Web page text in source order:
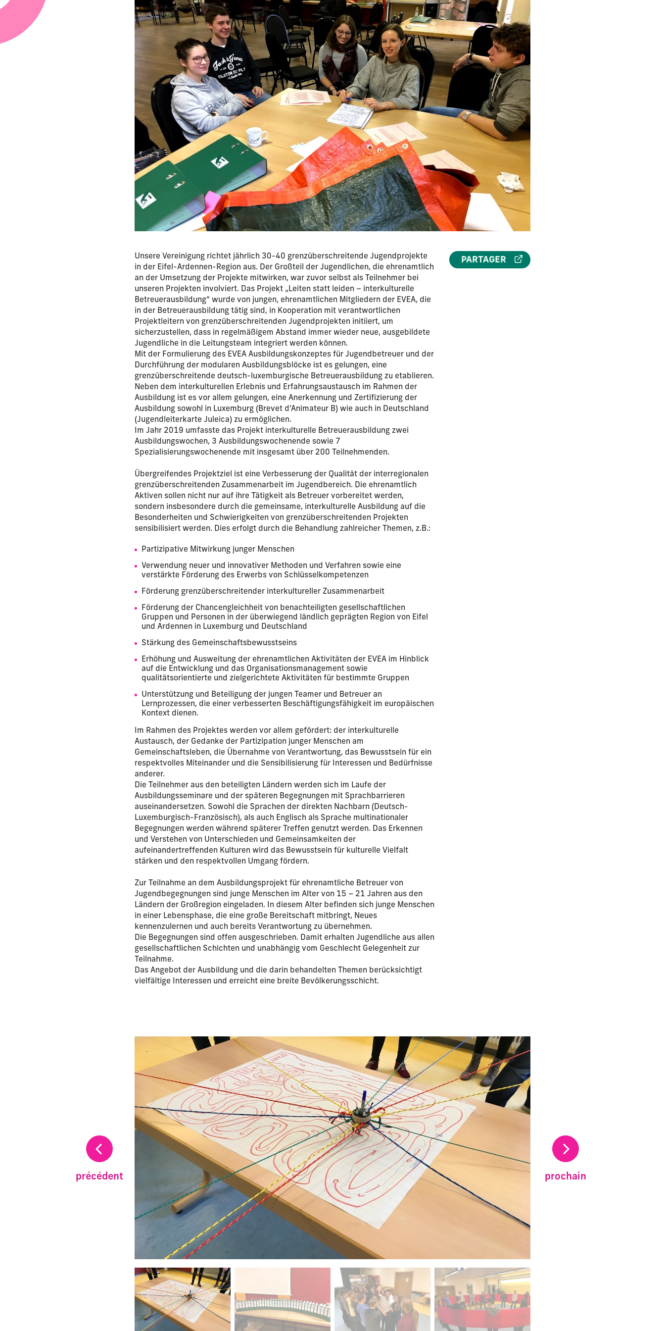
Unsere Vereinigung richtet jährlich 30-40 grenzüberschreitende Jugendprojekte
in der Eifel-Ardennen-Region aus. Der Großteil der Jugendlichen, die ehrenamtlich
an der Umsetzung der Projekte mitwirken, war zuvor selbst als Teilnehmer bei
unseren Projekten involviert. Das Projekt „Leiten statt leiden – interkulturelle
Betreuerausbildung“ wurde von jungen, ehrenamtlichen Mitgliedern der EVEA, die
in der Betreuerausbildung tätig sind, in Kooperation mit verantwortlichen
Projektleitern von grenzüberschreitenden Jugendprojekten initiiert, um
sicherzustellen, dass in regelmäßigem Abstand immer wieder neue, ausgebildete
Jugendliche in die Leitungsteam integriert werden können.
Mit der Formulierung des EVEA Ausbildungskonzeptes für Jugendbetreuer und der
Durchführung der modularen Ausbildungsblöcke ist es gelungen, eine
grenzüberschreitende deutsch-luxemburgische Betreuerausbildung zu etablieren.
Neben dem interkulturellen Erlebnis und Erfahrungsaustausch im Rahmen der
Ausbildung ist es vor allem gelungen, eine Anerkennung und Zertifizierung der
Ausbildung sowohl in Luxemburg (Brevet d’Animateur B) wie auch in Deutschland
(Jugendleiterkarte Juleica) zu ermöglichen.
Im Jahr 2019 umfasste das Projekt interkulturelle Betreuerausbildung zwei
Ausbildungswochen, 3 Ausbildungswochenende sowie 7
Spezialisierungswochenende mit insgesamt über 200 Teilnehmenden.
Übergreifendes Projektziel ist eine Verbesserung der Qualität der interregionalen
grenzüberschreitenden Zusammenarbeit im Jugendbereich. Die ehrenamtlich
Aktiven sollen nicht nur auf ihre Tätigkeit als Betreuer vorbereitet werden,
sondern insbesondere durch die gemeinsame, interkulturelle Ausbildung auf die
Besonderheiten und Schwierigkeiten von grenzüberschreitenden Projekten
sensibilisiert werden. Dies erfolgt durch die Behandlung zahlreicher Themen, z.B.:
Partizipative Mitwirkung junger Menschen
Verwendung neuer und innovativer Methoden und Verfahren sowie eine
verstärkte Förderung des Erwerbs von Schlüsselkompetenzen
Förderung grenzüberschreitender interkultureller Zusammenarbeit
Förderung der Chancengleichheit von benachteiligten gesellschaftlichen
Gruppen und Personen in der überwiegend ländlich geprägten Region von Eifel
und Ardennen in Luxemburg und Deutschland
Stärkung des Gemeinschaftsbewusstseins
Erhöhung und Ausweitung der ehrenamtlichen Aktivitäten der EVEA im Hinblick
auf die Entwicklung und das Organisationsmanagement sowie
qualitätsorientierte und zielgerichtete Aktivitäten für bestimmte Gruppen
Unterstützung und Beteiligung der jungen Teamer und Betreuer an
Lernprozessen, die einer verbesserten Beschäftigungsfähigkeit im europäischen
Kontext dienen.
Im Rahmen des Projektes werden vor allem gefördert: der interkulturelle
Austausch, der Gedanke der Partizipation junger Menschen am
Gemeinschaftsleben, die Übernahme von Verantwortung, das Bewusstsein für ein
respektvolles Miteinander und die Sensibilisierung für Interessen und Bedürfnisse
anderer.
Die Teilnehmer aus den beteiligten Ländern werden sich im Laufe der
Ausbildungsseminare und der späteren Begegnungen mit Sprachbarrieren
auseinandersetzen. Sowohl die Sprachen der direkten Nachbarn (Deutsch-
Luxemburgisch-Französisch), als auch Englisch als Sprache multinationaler
Begegnungen werden während späterer Treffen genutzt werden. Das Erkennen
und Verstehen von Unterschieden und Gemeinsamkeiten der
aufeinandertreffenden Kulturen wird das Bewusstsein für kulturelle Vielfalt
stärken und den respektvollen Umgang fördern.
Zur Teilnahme an dem Ausbildungsprojekt für ehrenamtliche Betreuer von
Jugendbegegnungen sind junge Menschen im Alter von 15 – 21 Jahren aus den
Ländern der Großregion eingeladen. In diesem Alter befinden sich junge Menschen
in einer Lebensphase, die eine große Bereitschaft mitbringt, Neues
kennenzulernen und auch bereits Verantwortung zu übernehmen.
Die Begegnungen sind offen ausgeschrieben. Damit erhalten Jugendliche aus allen
gesellschaftlichen Schichten und unabhängig vom Geschlecht Gelegenheit zur
Teilnahme.
Das Angebot der Ausbildung und die darin behandelten Themen berücksichtigt
vielfältige Interessen und erreicht eine breite Bevölkerungsschicht.
PARTAGER
La modification de la diapositive actuelle de ce carrousel modifiera la diapositive actuelle du carrousel de vignettes qui suit.
précédent prochain
Changer la diapositive actuelle de ce carrousel changera la diapositive actuelle du carrousel d'images principales précédent